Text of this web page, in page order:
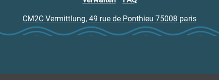
CM2C Vermittlung, 49 rue de Ponthieu 75008 paris